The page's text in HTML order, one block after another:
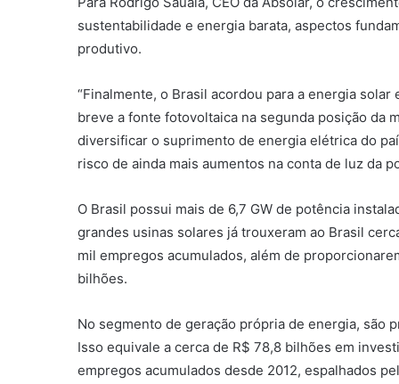
sustentabilidade e energia barata, aspectos
produtivo.
“Finalmente, o Brasil acordou para a energia
breve a fonte fotovoltaica na segunda posição da
diversificar o suprimento de energia elétrica do
risco de ainda mais aumentos na conta de luz da
O Brasil possui mais de 6,7 GW de potência
grandes usinas solares já trouxeram ao Brasil
mil empregos acumulados, além de
bilhões.
No segmento de geração própria de energia, são
Isso equivale a cerca de R$ 78,8 bilhões em
empregos acumulados desde 2012, espalhados